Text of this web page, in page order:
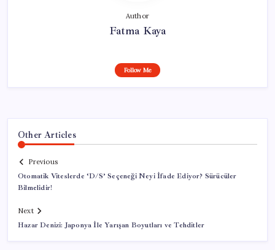
Author
Fatma Kaya
Follow Me
Other Articles
Previous
Otomatik Viteslerde ‘D/S’ Seçeneği Neyi İfade Ediyor? Sürücüler
Bilmelidir!
Next
Hazar Denizi: Japonya İle Yarışan Boyutları ve Tehditler